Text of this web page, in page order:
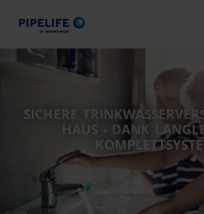
SICHERE
HAUS - DANK